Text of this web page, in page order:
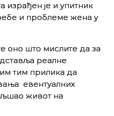
израђен је и упитник
и проблеме жена у
оно што мислите да за
реалне
тим прилика да
евентуалних
живот на